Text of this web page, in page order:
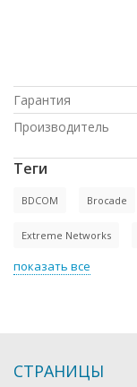
Гарантия
Производитель
Теги
BDCOM Brocade
Extreme Networks
показать все
СТРАНИЦЫ